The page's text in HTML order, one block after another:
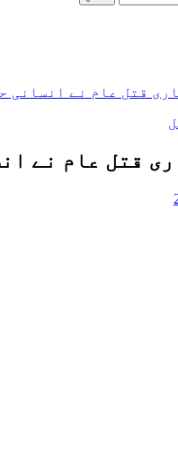
قتل عام نے انسانی
قتل عام نے